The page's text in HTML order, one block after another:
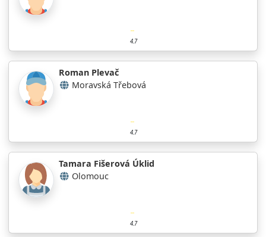
4.7
Roman Plevač
Moravská Třebová
4.7
Tamara Fišerová Úklid
Olomouc
4.7